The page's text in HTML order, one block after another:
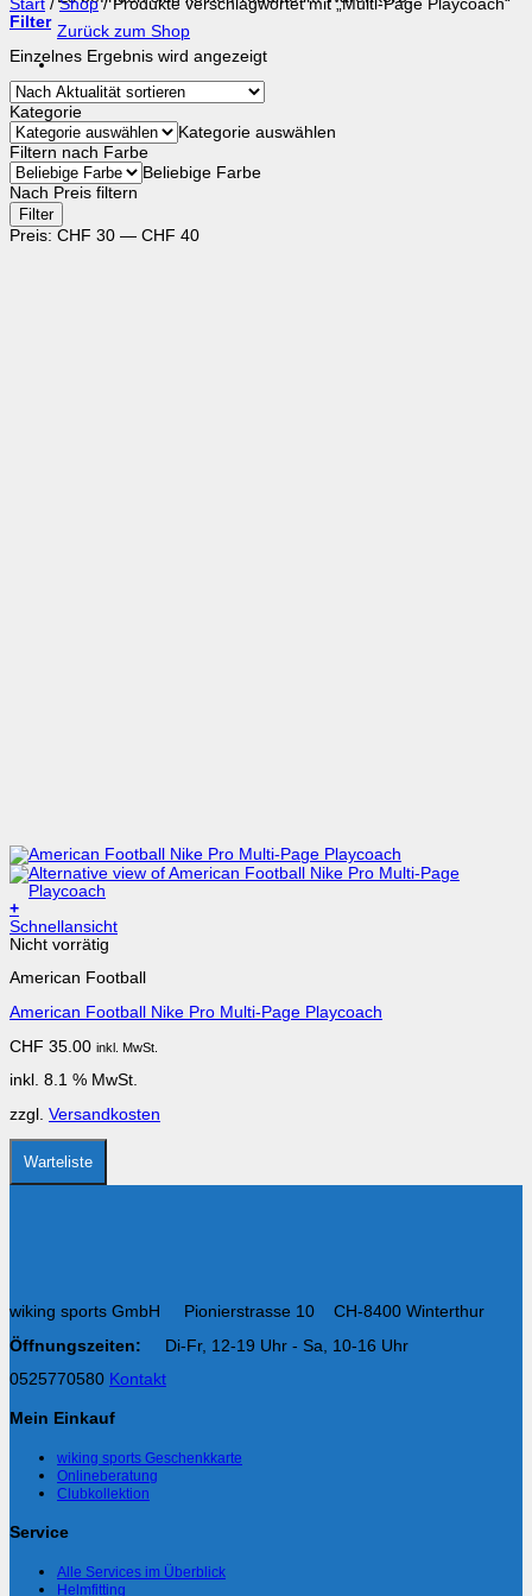
Zurück zum Shop
Start / Shop /Produkte verschlagwortet mit „Multi-Page Playcoach“
Filter
Einzelnes Ergebnis wird angezeigt
Kategorie
Kategorie auswählen
Filtern nach Farbe
Beliebige Farbe
Nach Preis filtern
Min.
Preis
Max.
Preis
Filter
Preis: CHF 30 — CHF 40
+
Schnellansicht
Nicht vorrätig
American Football
American Football Nike Pro Multi-Page Playcoach
CHF 35.00 inkl. MwSt.
inkl. 8.1 % MwSt.
zzgl. Versandkosten
Warteliste
wiking sports GmbH Pionierstrasse 10 CH-8400 Winterthur
Öffnungszeiten: Di-Fr, 12-19 Uhr - Sa, 10-16 Uhr
0525770580 Kontakt
Mein Einkauf
wiking sports Geschenkkarte
Onlineberatung
Clubkollektion
Service
Alle Services im Überblick
Helmfitting